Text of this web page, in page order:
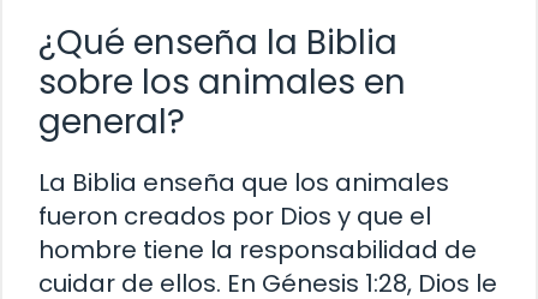
¿Qué enseña la Biblia
sobre los animales en
general?
La Biblia enseña que los animales
fueron creados por Dios y que el
hombre tiene la responsabilidad de
cuidar de ellos. En Génesis 1:28, Dios le